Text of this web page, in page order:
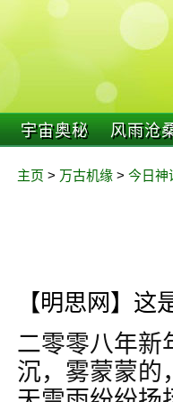
宇宙奥秘 风雨沧
主页 > 万古机缘 > 今日神
【明思网】
二零零八年新
沉，雾蒙蒙的